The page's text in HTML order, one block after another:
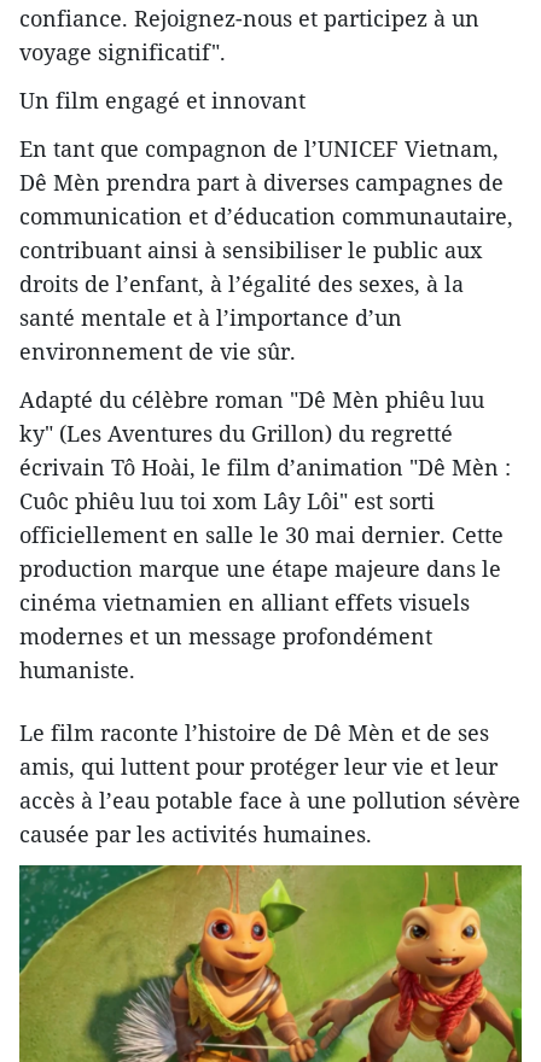
confiance. Rejoignez-nous et participez à un
voyage significatif".
Un film engagé et innovant
En tant que compagnon de l’UNICEF Vietnam,
Dê Mèn prendra part à diverses campagnes de
communication et d’éducation communautaire,
contribuant ainsi à sensibiliser le public aux
droits de l’enfant, à l’égalité des sexes, à la
santé mentale et à l’importance d’un
environnement de vie sûr.
Adapté du célèbre roman "Dê Mèn phiêu luu
ky" (Les Aventures du Grillon) du regretté
écrivain Tô Hoài, le film d’animation "Dê Mèn :
Cuôc phiêu luu toi xom Lây Lôi" est sorti
officiellement en salle le 30 mai dernier. Cette
production marque une étape majeure dans le
cinéma vietnamien en alliant effets visuels
modernes et un message profondément
humaniste.
Le film raconte l’histoire de Dê Mèn et de ses
amis, qui luttent pour protéger leur vie et leur
accès à l’eau potable face à une pollution sévère
causée par les activités humaines.